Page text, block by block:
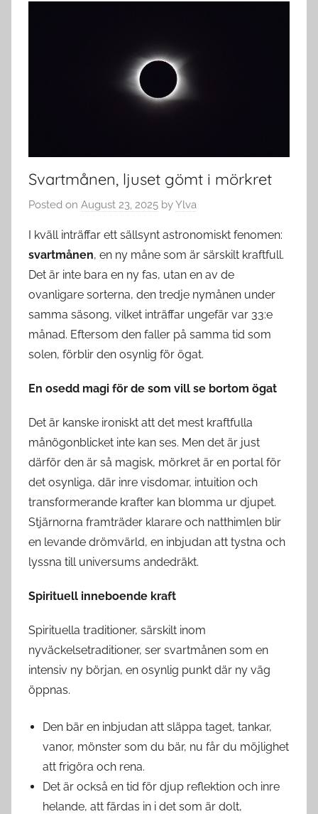
Svartmånen, ljuset gömt i mörkret
Posted on August 23, 2025 byYlva
I kväll inträffar ett sällsynt astronomiskt fenomen:
svartmånen, en ny måne som är särskilt kraftfull.
Det är inte bara en ny fas, utan en av de
ovanligare sorterna, den tredje nymånen under
samma säsong, vilket inträffar ungefär var 33:e
månad. Eftersom den faller på samma tid som
solen, förblir den osynlig för ögat.
En osedd magi för de som vill se bortom ögat
Det är kanske ironiskt att det mest kraftfulla
månögonblicket inte kan ses. Men det är just
därför den är så magisk, mörkret är en portal för
det osynliga, där inre visdomar, intuition och
transformerande krafter kan blomma ur djupet.
Stjärnorna framträder klarare och natthimlen blir
en levande drömvärld, en inbjudan att tystna och
lyssna till universums andedräkt.
Spirituell inneboende kraft
Spirituella traditioner, särskilt inom
nyväckelsetraditioner, ser svartmånen som en
intensiv ny början, en osynlig punkt där ny väg
öppnas.
Den bär en inbjudan att släppa taget, tankar,
vanor, mönster som du bär, nu får du möjlighet
att frigöra och rena.
Det är också en tid för djup reflektion och inre
helande, att färdas in i det som är dolt,